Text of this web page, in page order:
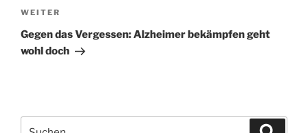
Nächster
Beitrag
WEITER
Gegen das Vergessen: Alzheimer bekämpfen geht
wohl doch